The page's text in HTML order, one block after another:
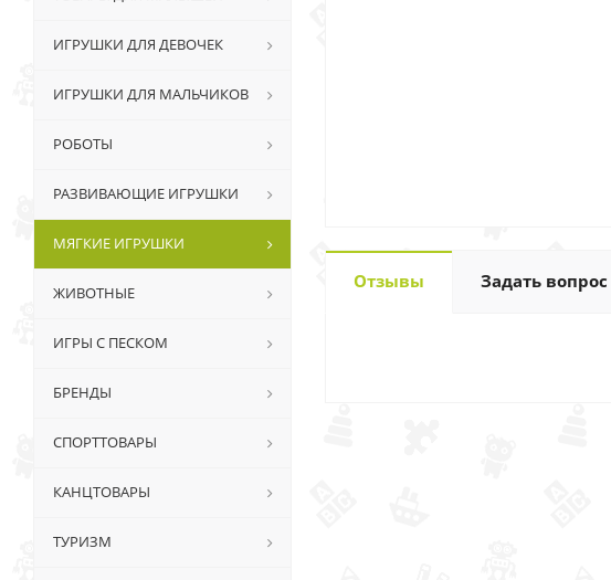
Отзывы Задать вопрос
ИГРУШКИ ДЛЯ ДЕВОЧЕК
ИГРУШКИ ДЛЯ МАЛЬЧИКОВ
РОБОТЫ
РАЗВИВАЮЩИЕ ИГРУШКИ
МЯГКИЕ ИГРУШКИ
ЖИВОТНЫЕ
ИГРЫ С ПЕСКОМ
БРЕНДЫ
СПОРТТОВАРЫ
КАНЦТОВАРЫ
ТУРИЗМ